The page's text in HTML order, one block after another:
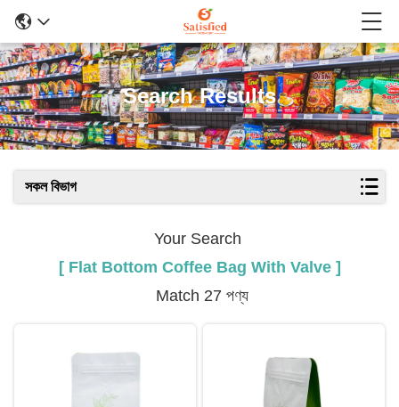
Search Results
সকল বিভাগ
Your Search
[ Flat Bottom Coffee Bag With Valve ]
Match 27 পণ্য